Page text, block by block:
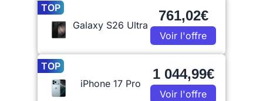
TOP
Galaxy S26 Ultra
761,02€
Voir l'offre
TOP
iPhone 17 Pro
1 044,99€
Voir l'offre